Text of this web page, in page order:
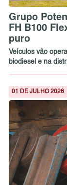
Grupo
FH B100
puro
Veículos vão
biodiesel e na
01 DE JULHO 2026